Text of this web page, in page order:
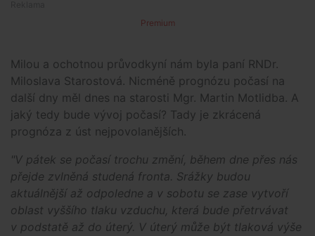
Premium
Milou a ochotnou průvodkyní nám byla paní RNDr.
Miloslava Starostová. Nicméně prognózu počasí na
další dny měl dnes na starosti Mgr. Martin Motlidba. A
jaký tedy bude vývoj počasí? Tady je zkrácená
prognóza z úst nejpovolanějších.
"V pátek se počasí trochu změní, během dne přes nás
přejde zvlněná studená fronta. Srážky budou
aktuálnější až odpoledne a v sobotu se zase vytvoří
oblast vyššího tlaku vzduchu, která bude přetrvávat
v podstatě až do úterý. V úterý může být tlaková výše